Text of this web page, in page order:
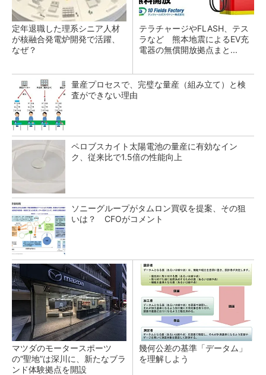
定年退職した理系シニア人材
が核融合発電炉開発で活躍、
なぜ？
テラチャージやFLASH、テス
ラなど 熊本地震によるEV充
電器の無償開放拠点まと...
量産プロセスで、完璧な量産（組み立て）と検
査ができない理由
ペロブスカイト太陽電池の量産に有効なイン
ク、従来比で1.5倍の性能向上
ソニーグループがタムロン買収を提案、その狙
いは？ CFOがコメント
マツダのモータースポーツ
の“聖地”は深川に、新たなブラ
ンド体験拠点を開設
幾何公差の基準「データム」
を理解しよう